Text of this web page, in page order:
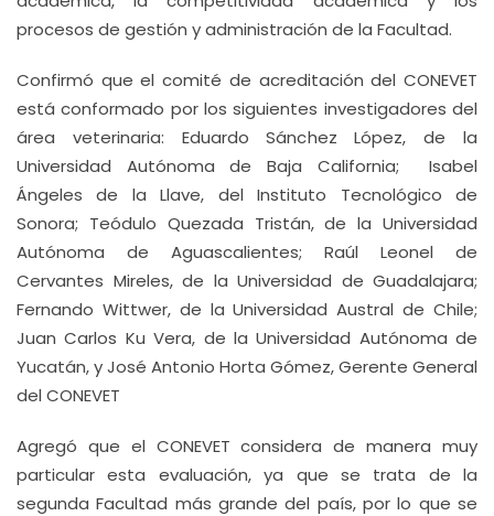
procesos de gestión y administración de la Facultad.
Confirmó que el comité de acreditación del CONEVET
está conformado por los siguientes investigadores del
área veterinaria: Eduardo Sánchez López, de la
Universidad Autónoma de Baja California; Isabel
Ángeles de la Llave, del Instituto Tecnológico de
Sonora; Teódulo Quezada Tristán, de la Universidad
Autónoma de Aguascalientes; Raúl Leonel de
Cervantes Mireles, de la Universidad de Guadalajara;
Fernando Wittwer, de la Universidad Austral de Chile;
Juan Carlos Ku Vera, de la Universidad Autónoma de
Yucatán, y José Antonio Horta Gómez, Gerente General
del CONEVET
Agregó que el CONEVET considera de manera muy
particular esta evaluación, ya que se trata de la
segunda Facultad más grande del país, por lo que se